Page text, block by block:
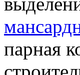
парная